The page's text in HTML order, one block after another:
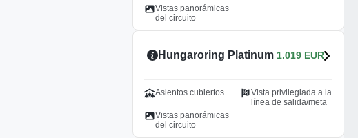
Vistas panorámicas
del circuito
Hungaroring Platinum 1.019 EUR
Asientos cubiertos
Vista privilegiada a la
línea de salida/meta
Vistas panorámicas
del circuito